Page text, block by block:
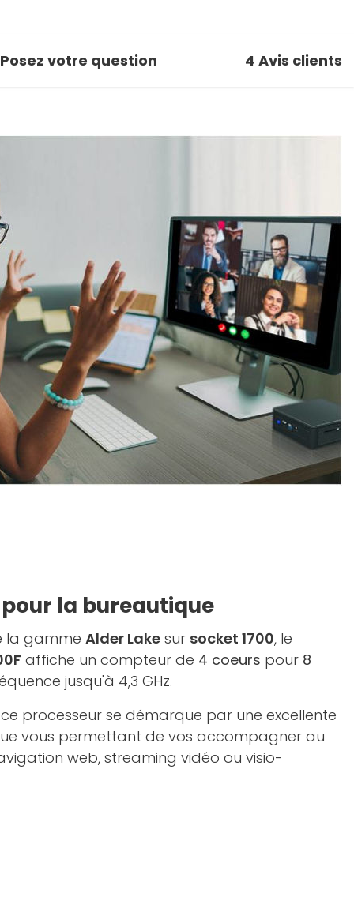
Posez votre question 4 Avis clients
la bureautique
la gamme Alder Lake sur socket 1700, le
affiche un compteur de 4 coeurs pour 8
jusqu'à 4,3 GHz.
processeur se démarque par une excellente
vous permettant de vos accompagner au
web, streaming vidéo ou visio-